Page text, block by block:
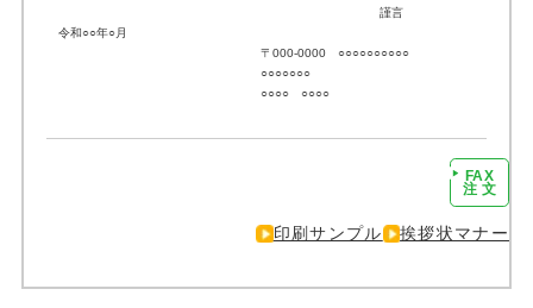
謹言
令和○○年○月
〒000-0000 ○○○○○○○○○○
○○○○○○○
○○○○ ○○○○
FAX
注 文
印刷サンプル 挨拶状マナー